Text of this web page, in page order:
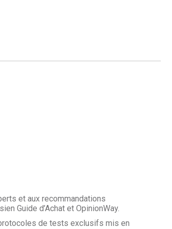
et aux recommandations
Guide d’Achat et OpinionWay.
de tests exclusifs mis en